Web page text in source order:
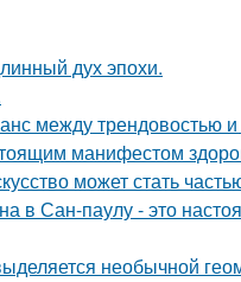
дух эпохи.
между трендовостью
манифестом
может стать
в Сан-паулу - это
необычной